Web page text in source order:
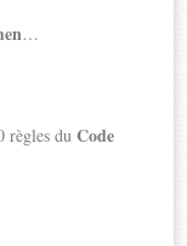
…
règles duCode